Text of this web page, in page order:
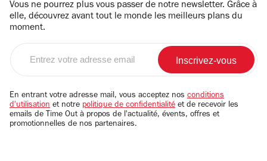
Vous ne pourrez plus vous passer de notre newsletter. Grâce à
elle, découvrez avant tout le monde les meilleurs plans du
moment.
email
En entrant votre adresse mail, vous acceptez nos conditions
d'utilisation et notre politique de confidentialité et de recevoir les
emails de Time Out à propos de l'actualité, évents, offres et
promotionnelles de nos partenaires.